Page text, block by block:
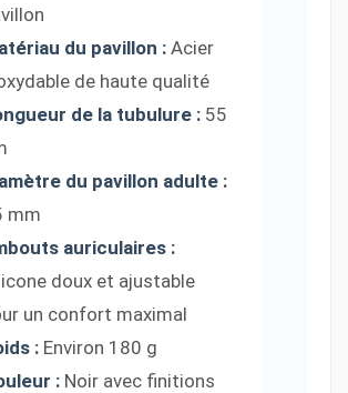
du pavillon : Acier
de haute qualité
de la tubulure : 55
du pavillon adulte :
mm
auriculaires :
doux et ajustable
un confort maximal
: Environ 180 g
: Noir avec finitions